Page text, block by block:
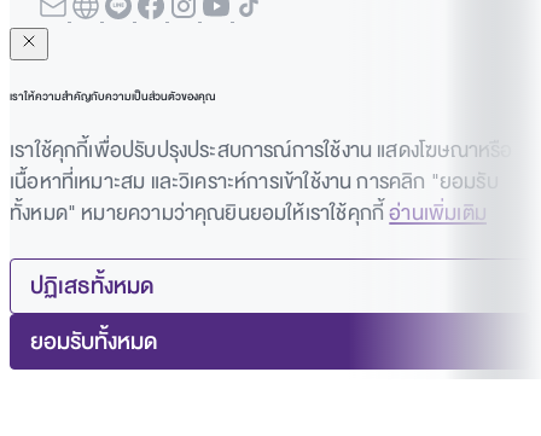
เราให้ความสำคัญกับความเป็นส่วนตัวของคุณ
เราใช้คุกกี้เพื่อปรับปรุงประสบการณ์การใช้งาน แสดงโฆษณาหรือ
เนื้อหาที่เหมาะสม และวิเคราะห์การเข้าใช้งาน การคลิก "ยอมรับ
ทั้งหมด" หมายความว่าคุณยินยอมให้เราใช้คุกกี้อ่านเพิ่มเติม
ปฏิเสธทั้งหมด
ยอมรับทั้งหมด